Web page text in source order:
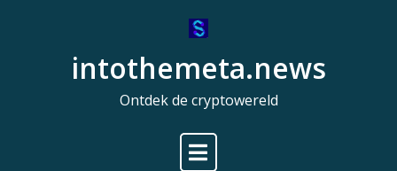
intothemeta.news
Ontdek de cryptowereld